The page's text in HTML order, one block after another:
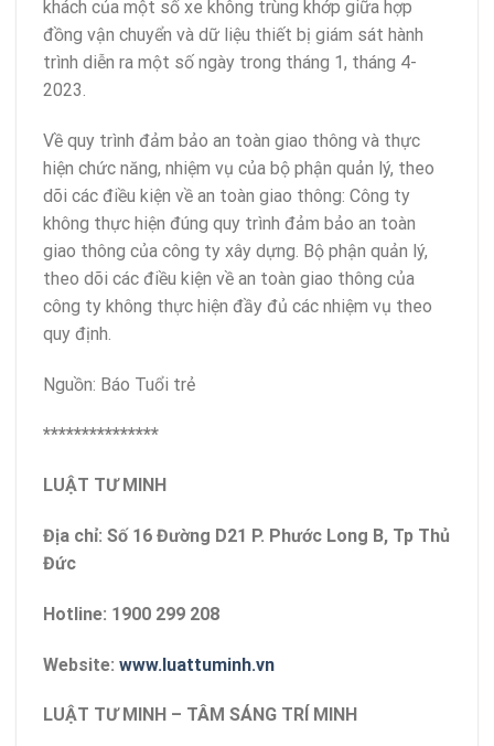
khách của một số xe không trùng khớp giữa hợp
đồng vận chuyển và dữ liệu thiết bị giám sát hành
trình diễn ra một số ngày trong tháng 1, tháng 4-
2023.
Về quy trình đảm bảo an toàn giao thông và thực
hiện chức năng, nhiệm vụ của bộ phận quản lý, theo
dõi các điều kiện về an toàn giao thông: Công ty
không thực hiện đúng quy trình đảm bảo an toàn
giao thông của công ty xây dựng. Bộ phận quản lý,
theo dõi các điều kiện về an toàn giao thông của
công ty không thực hiện đầy đủ các nhiệm vụ theo
quy định.
Nguồn: Báo Tuổi trẻ
***************
LUẬT TƯ MINH
Địa chỉ: Số 16 Đường D21 P. Phước Long B, Tp Thủ
Đức
Hotline: 1900 299 208
Website: www.luattuminh.vn
LUẬT TƯ MINH – TÂM SÁNG TRÍ MINH